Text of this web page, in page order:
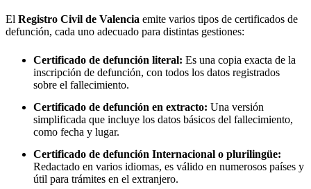
El Registro Civil de Valencia emite varios tipos de certificados de
defunción, cada uno adecuado para distintas gestiones:
Certificado de defunción literal: Es una copia exacta de la
inscripción de defunción, con todos los datos registrados
sobre el fallecimiento.
Certificado de defunción en extracto: Una versión
simplificada que incluye los datos básicos del fallecimiento,
como fecha y lugar.
Certificado de defunción Internacional o plurilingüe:
Redactado en varios idiomas, es válido en numerosos países y
útil para trámites en el extranjero.